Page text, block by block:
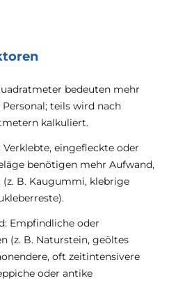
bedeuten mehr
teils wird nach
kalkuliert.
eingefleckte oder
benötigen mehr Aufwand,
B. Kaugummi, klebrige
Empfindliche oder
(z. B. Naturstein, geöltes
oft zeitintensivere
oder antike